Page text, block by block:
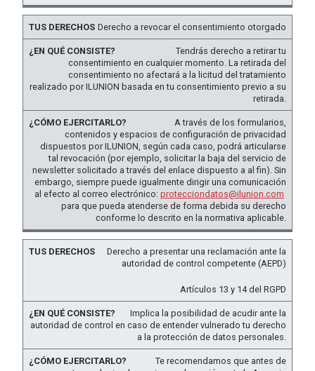
Derecho a revocar el consentimiento otorgado
Tendrás derecho a retirar tu
consentimiento en cualquier momento. La retirada del
consentimiento no afectará a la licitud del tratamiento
realizado por ILUNION basada en tu consentimiento previo a su
retirada.
A través de los formularios,
contenidos y espacios de configuración de privacidad
dispuestos por ILUNION, según cada caso, podrá articularse
tal revocación (por ejemplo, solicitar la baja del servicio de
newsletter solicitado a través del enlace dispuesto a al fin). Sin
embargo, siempre puede igualmente dirigir una comunicación
al efecto al correo electrónico: protecciondatos@ilunion.com
para que pueda atenderse de forma debida su derecho
conforme lo descrito en la normativa aplicable.
Derecho a presentar una reclamación ante la
autoridad de control competente (AEPD)
Artículos 13 y 14 del RGPD
Implica la posibilidad de acudir ante la
autoridad de control en caso de entender vulnerado tu derecho
a la protección de datos personales.
Te recomendamos que antes de